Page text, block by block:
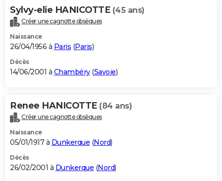
Sylvy-elie HANICOTTE (45 ans)
Créer une cagnotte obsèques
Naissance
26/04/1956 à Paris (Paris)
Décès
14/06/2001 à Chambéry(Savoie)
Renee HANICOTTE (84 ans)
Créer une cagnotte obsèques
Naissance
05/01/1917 à Dunkerque (Nord)
Décès
26/02/2001 à Dunkerque (Nord)